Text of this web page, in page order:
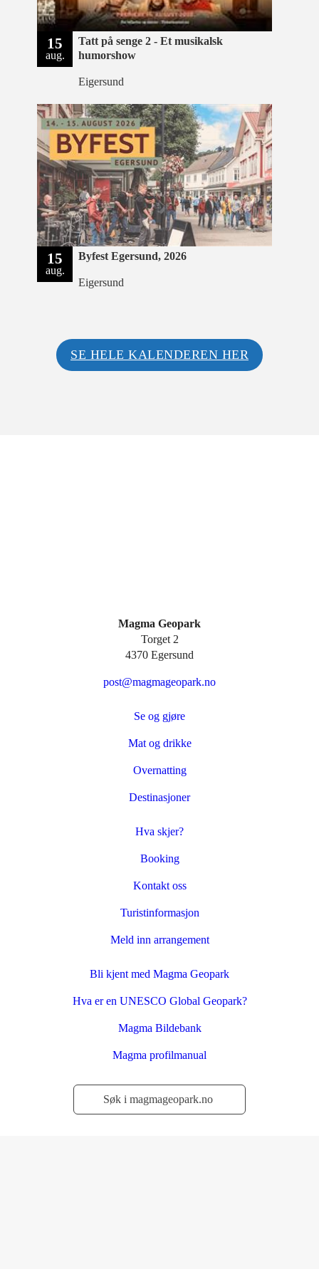
15
aug.
Tatt på senge 2 - Et musikalsk
humorshow
Eigersund
15
aug.
Byfest Egersund, 2026
Eigersund
SE HELE KALENDEREN HER
Magma Geopark
Torget 2
4370 Egersund
post@magmageopark.no
Se og gjøre
Mat og drikke
Overnatting
Destinasjoner
Hva skjer?
Booking
Kontakt oss
Turistinformasjon
Meld inn arrangement
Bli kjent med Magma Geopark
Hva er en UNESCO Global Geopark?
Magma Bildebank
Magma profilmanual